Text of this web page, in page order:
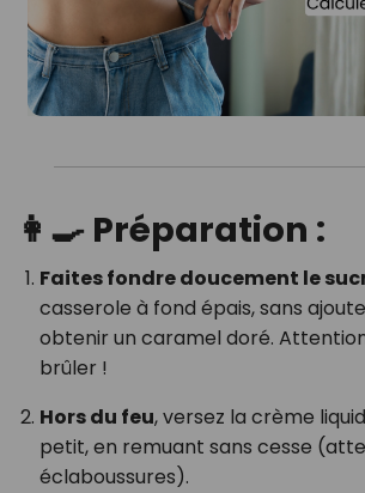
👩‍🍳 Préparation :
Faites fondre doucement le
casserole à fond épais, sans
obtenir un caramel doré.
brûler !
Hors du feu, versez la crème
petit, en remuant sans cesse
éclaboussures).